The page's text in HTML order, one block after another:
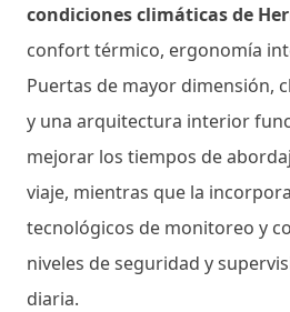
condiciones climáticas de
confort térmico, ergonomía
Puertas de mayor dimensión,
y una arquitectura interior
mejorar los tiempos de
viaje, mientras que la
tecnológicos de monitoreo y
niveles de seguridad y
diaria.